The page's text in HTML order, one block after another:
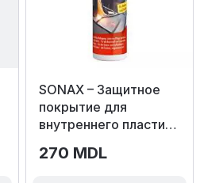
SONAX – Защитное
покрытие для
внутреннего пластика
270 MDL